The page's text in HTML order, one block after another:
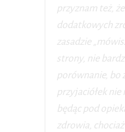
przyznam też,
dodatkowych
zasadzie
strony, nie
porównanie, bo
przyjaciółek nie
będąc pod
zdrowia,